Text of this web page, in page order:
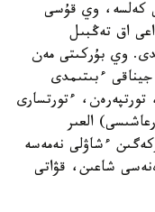
كەلسە، وي قۇسى
اق تەڭبىل
وي بۇركىتى مەن
ءبىتىمدى
تورتپەرەن، ءتورتسارى
العىر
ءشاۋلى نەمەسە
شاعىن، قۋاتى